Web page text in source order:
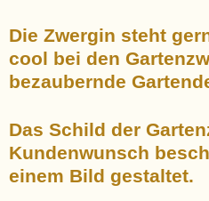
Die Zwergin steht
cool bei den
bezaubernde
Das Schild der
Kundenwunsch
einem Bild gestaltet.